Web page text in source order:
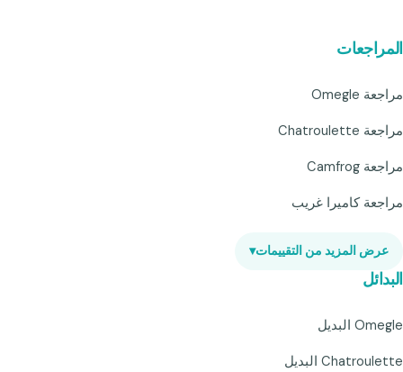
المراجعات
مراجعة Omegle
مراجعة Chatroulette
مراجعة Camfrog
مراجعة كاميرا غريب
عرض المزيد من التقييمات▾
البدائل
Omegle البديل
Chatroulette البديل